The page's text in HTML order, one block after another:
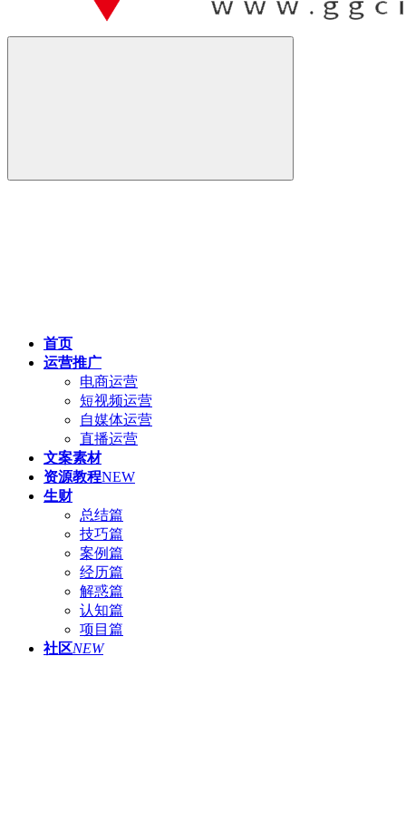
首页
运营推广
电商运营
短视频运营
自媒体运营
直播运营
文案素材
资源教程NEW
生财
总结篇
技巧篇
案例篇
经历篇
解惑篇
认知篇
项目篇
社区NEW